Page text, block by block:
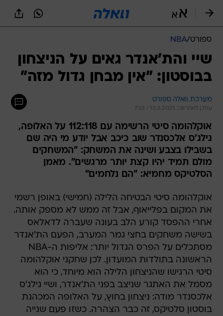
ספורט/
NBA
שיי והת'אנדר גאים על הניצחון
בבוסטון: "אין מבחן גדול מזה"
מערכת וואלה ספורט
עודכן לאחרונה: 13.3.2025 / 7:53
אוקלהומה סיטי הרשימה עם 112:118 על האלופה,
גילג'ס אלכסנדר שוב כיכב אבל יודע מי היה שם
בשבילו בצבע ושינה את המשחק: "המשחקים
מולם תמיד יהיו קצת יותר מרגשים". מאמן
הסלטיקס מחמיא: "הם נלחמים"
אוקלהומה סיטי הבטיחה הלילה (חמישי) באופן רשמי
את המקום בפלייאוף, אבל זה ממש לא מספק אותה.
אחרי ההפסד קורע הלב בעונה שעברה לדאלאס
בשישה משחקים בחצי גמר המערב, הפעם הת'אנדר
מסתכלים על הפרס הגדול יותר: אליפות ה-NBA
הראשונה בתולדות המועדון. לכן שחקני אוקלהומה
סיטי הרגישו שהניצחון הלילה הוא מיוחד, כי הוא
מסמל את האתגר שניצב בפני הת'אנדר, ושיי גילג'ס
אלכסנדר מודה: ניצחון בחוץ, על האלופה המכהנת
בוסטון סלטיקס, זה כבר הצהרה. כשזו פעם שנייה